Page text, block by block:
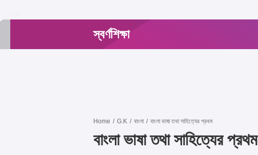
স্বর্ণশিক্ষা
Home / G.K / বাংলা / বাংলা ভাষা তথা সাহিত্যের প্রথম
বাংলা ভাষা তথা সাহিত্যের প্রথম